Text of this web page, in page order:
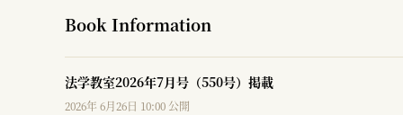
Book Information
法学教室2026年7月号（550号）掲載
2026年 6月26日 10:00 公開